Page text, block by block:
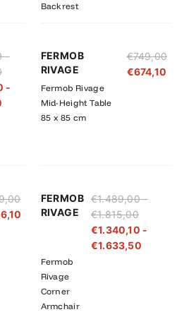
Backrest
-
€1.555,00
tot
€1.890,00
-
€1.399,50
tot
€1.701,00
FERMOB
RIVAGE
Fermob Rivage
Mid-Height Table
85 x 85 cm
€749,00
€674,10
FERMOB
RIVAGE
Fermob
Rivage
Corner
Armchair
€1.489,00 -
€1.815,00
€1.489,00
tot
€1.815,00
€1.340,10 -
€1.633,50
€1.340,10
€1.633,50